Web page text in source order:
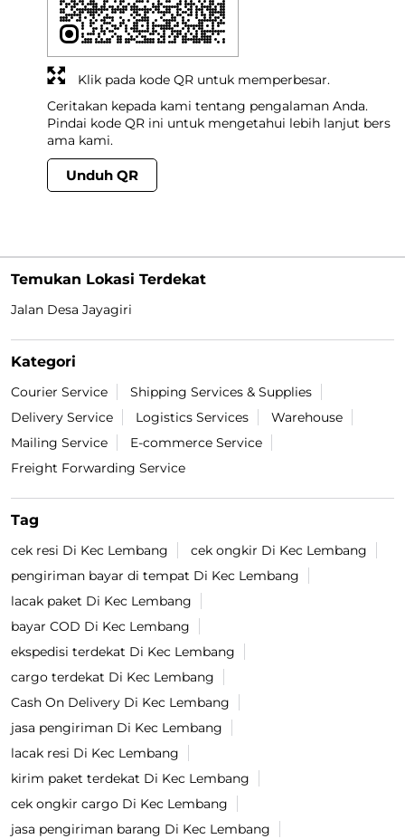
Ceritakan kepada kami tentang pengalaman Anda.
Pindai kode QR ini untuk mengetahui lebih lanjut bers
ama kami.
Unduh QR
Klik pada kode QR untuk memperbesar.
Temukan Lokasi Terdekat
Jalan Desa Jayagiri
Kategori
Courier Service
Shipping Services & Supplies
Delivery Service
Logistics Services
Warehouse
Mailing Service
E-commerce Service
Freight Forwarding Service
Tag
cek resi Di Kec Lembang
cek ongkir Di Kec Lembang
pengiriman bayar di tempat Di Kec Lembang
lacak paket Di Kec Lembang
bayar COD Di Kec Lembang
ekspedisi terdekat Di Kec Lembang
cargo terdekat Di Kec Lembang
Cash On Delivery Di Kec Lembang
jasa pengiriman Di Kec Lembang
lacak resi Di Kec Lembang
kirim paket terdekat Di Kec Lembang
cek ongkir cargo Di Kec Lembang
jasa pengiriman barang Di Kec Lembang